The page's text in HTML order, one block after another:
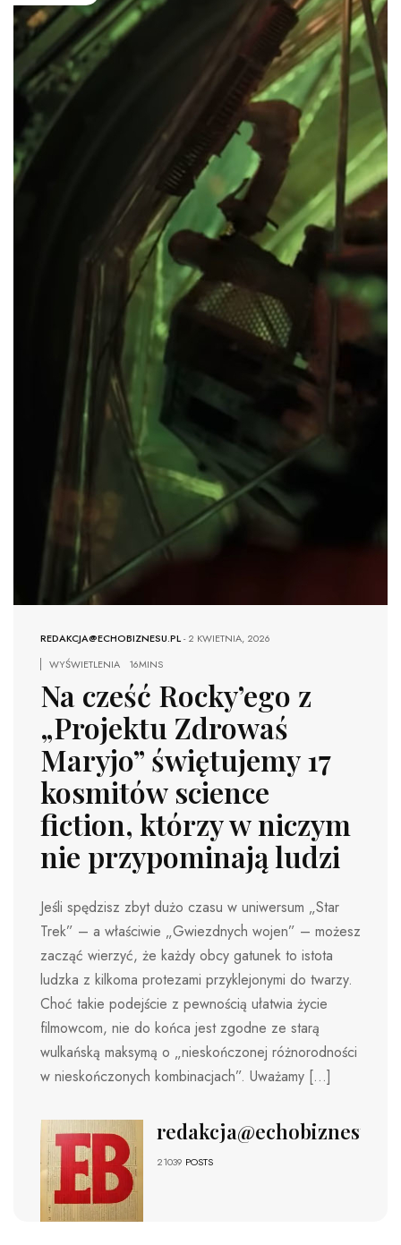
REDAKCJA@ECHOBIZNESU.PL-2 KWIETNIA, 2026
WYŚWIETLENIA
16MINS
Na cześć Rocky’ego z
„Projektu Zdrowaś
Maryjo” świętujemy 17
kosmitów science
fiction, którzy w niczym
nie przypominają ludzi
Jeśli spędzisz zbyt dużo czasu w uniwersum „Star
Trek” – a właściwie „Gwiezdnych wojen” – możesz
zacząć wierzyć, że każdy obcy gatunek to istota
ludzka z kilkoma protezami przyklejonymi do twarzy.
Choć takie podejście z pewnością ułatwia życie
filmowcom, nie do końca jest zgodne ze starą
wulkańską maksymą o „nieskończonej różnorodności
w nieskończonych kombinacjach”. Uważamy […]
redakcja@echobiznesu.pl
21039 POSTS